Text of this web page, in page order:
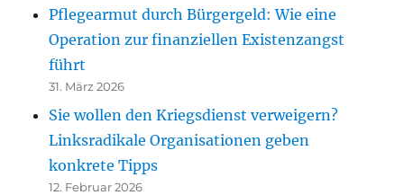
Pflegearmut durch Bürgergeld: Wie eine
Operation zur finanziellen Existenzangst
führt
31. März 2026
Sie wollen den Kriegsdienst verweigern?
Linksradikale Organisationen geben
konkrete Tipps
12. Februar 2026